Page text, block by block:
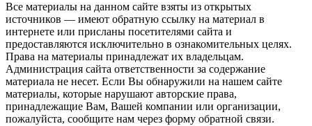
Все материалы на данном сайте взяты из открытых
источников — имеют обратную ссылку на материал в
интернете или присланы посетителями сайта и
предоставляются исключительно в ознакомительных целях.
Права на материалы принадлежат их владельцам.
Администрация сайта ответственности за содержание
материала не несет. Если Вы обнаружили на нашем сайте
материалы, которые нарушают авторские права,
принадлежащие Вам, Вашей компании или организации,
пожалуйста, сообщите нам через форму обратной связи.